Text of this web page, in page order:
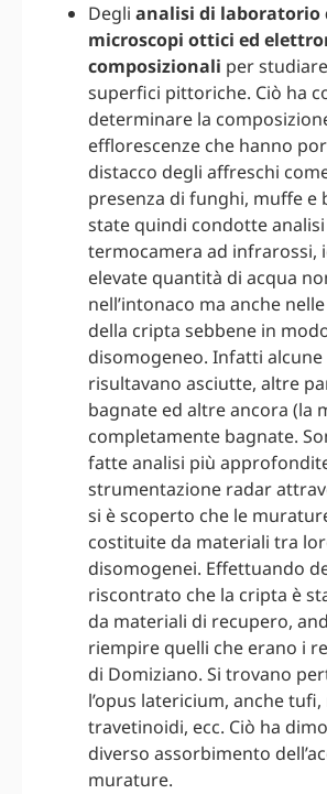
Degli analisi di laboratorio
microscopi ottici ed
composizionali per
superfici pittoriche. Ciò ha
determinare la
efflorescenze che hanno
distacco degli affreschi
presenza di funghi, muffe e
state quindi condotte
termocamera ad infrarossi,
elevate quantità di acqua
nell’intonaco ma anche
della cripta sebbene in
disomogeneo. Infatti
risultavano asciutte, altre
bagnate ed altre ancora (la
completamente bagnate.
fatte analisi più
strumentazione radar
si è scoperto che le
costituite da materiali tra
disomogenei. Effettuando
riscontrato che la cripta è
da materiali di recupero,
riempire quelli che erano i
di Domiziano. Si trovano
l’opus latericium, anche
travetinoidi, ecc. Ciò ha
diverso assorbimento
murature.